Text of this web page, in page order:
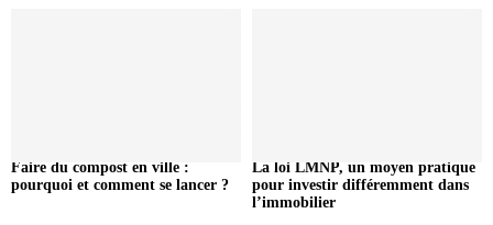
Faire du compost en ville :
pourquoi et comment se lancer ?
La loi LMNP, un moyen pratique
pour investir différemment dans
l’immobilier